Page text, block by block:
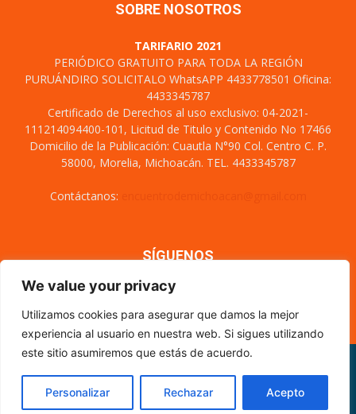
We value your privacy
Utilizamos cookies para asegurar que damos la mejor
experiencia al usuario en nuestra web. Si sigues utilizando
este sitio asumiremos que estás de acuerdo.
Personalizar Rechazar Acepto
SOBRE NOSOTROS
TARIFARIO 2021
PERIÓDICO GRATUITO PARA TODA LA REGIÓN
PURUÁNDIRO SOLICITALO WhatsAPP 4433778501 Oficina:
4433345787
Certificado de Derechos al uso exclusivo: 04-2021-
111214094400-101, Licitud de Titulo y Contenido No 17466
Domicilio de la Publicación: Cuautla N°90 Col. Centro C. P.
58000, Morelia, Michoacán. TEL. 4433345787
Contáctanos:
SÍGUENOS
Nosotros
CÓDIGO DE ÉTICA PERIODÍSTICA
XML Sitemap
© Encuentro de Michoacán - 2021